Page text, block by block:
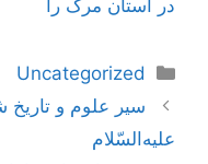
در آستان مرگ را
دسته‌ها
Uncategorized
ناوبری
نوشته‌ها
سير علوم‌ و
عليه‌السّلام